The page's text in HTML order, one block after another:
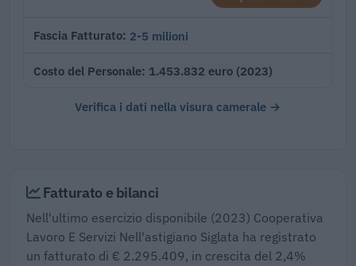
Fascia Fatturato 2-5 milioni
Costo del Personale 1.453.832 euro (2023)
Verifica i dati nella visura camerale →
Fatturato e bilanci
Nell'ultimo esercizio disponibile (2023) Cooperativa
Lavoro E Servizi Nell'astigiano Siglata ha registrato
un fatturato di € 2.295.409, in crescita del 2,4%